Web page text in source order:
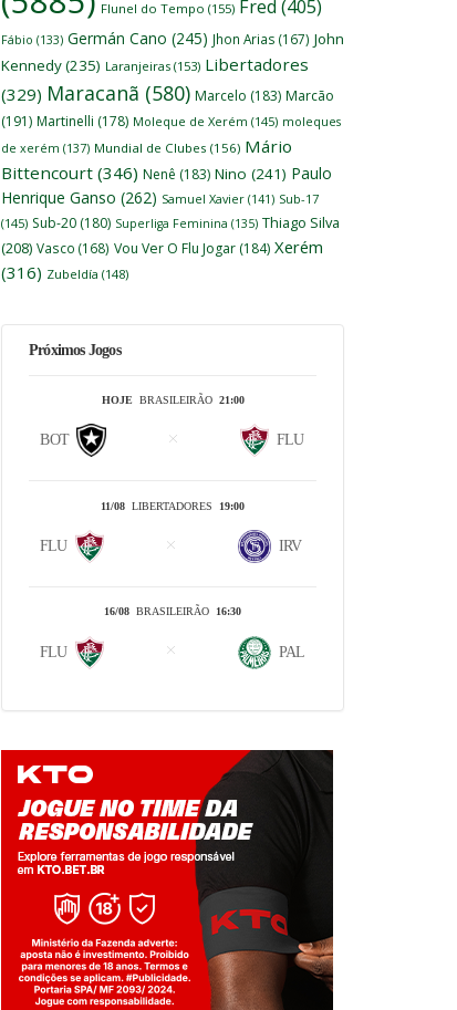
Flunel do Tempo (155) Fred (405)
Fábio (133) Germán Cano (245) Jhon Arias (167) John
Kennedy(235) Laranjeiras (153) Libertadores
(329) Maracanã (580) Marcelo (183) Marcão
(191) Martinelli (178) Moleque de Xerém (145) moleques
de xerém (137) Mundial de Clubes (156) Mário
Bittencourt (346) Nenê (183) Nino (241) Paulo
Henrique Ganso (262) Samuel Xavier (141) Sub-17
(145) Sub-20 (180) Superliga Feminina (135) Thiago Silva
(208) Vasco (168) Vou Ver O Flu Jogar (184) Xerém
(316) Zubeldía (148)
Próximos Jogos
HOJE BRASILEIRÃO 21:00
BOT FLU
11/08 LIBERTADORES 19:00
FLU IRV
16/08 BRASILEIRÃO 16:30
FLU PAL